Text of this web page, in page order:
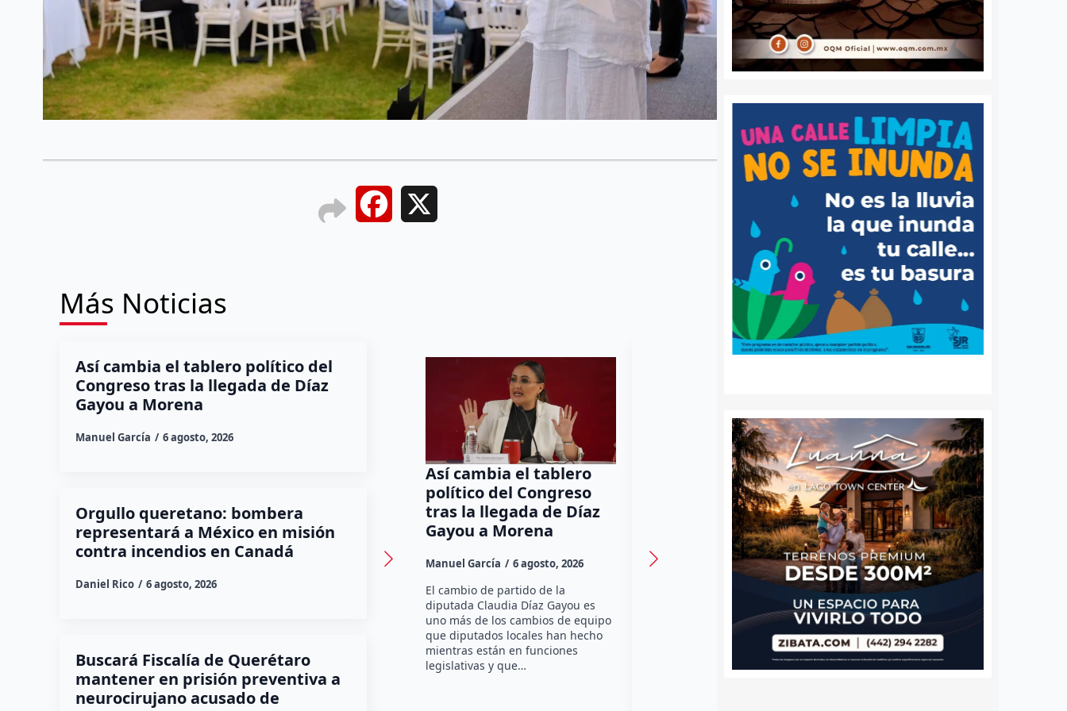
Facebook
Más Noticias
Así cambia el tablero político del
Congreso tras la llegada de Díaz
Gayou a Morena
Manuel García 6 agosto, 2026
Orgullo queretano: bombera
representará a México en misión
contra incendios en Canadá
Daniel Rico 6 agosto, 2026
Buscará Fiscalía de Querétaro
mantener en prisión preventiva a
neurocirujano acusado de
Así cambia el tablero
político del Congreso
tras la llegada de Díaz
Gayou a Morena
Manuel García 6 agosto, 2026
El cambio de partido de la
diputada Claudia Díaz Gayou es
uno más de los cambios de equipo
que diputados locales han hecho
mientras están en funciones
legislativas y que…
Orgullo queretano:
bombera representará
a México en misión
contra incendios en
Canadá
6 agosto, 2026
La bombera voluntaria Beatriz,
integrante de los cuerpos de
Bomberos Voluntarios de Ezequiel
Montes y Cadereyta de Montes,
representará a Querétaro en la
Buscará Fiscalía de
Querétaro mantener en
prisión preventiva a
neurocirujano acusado
de agresión sexual
Daniel Rico 6 agosto, 2026
La Fiscalía General del Estado de
Querétaro afirmó que agotará
todos los recursos legales para
mantener la medida cautelar de
prisión preventiva justificada en